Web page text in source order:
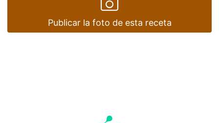
Publicar la foto de esta receta